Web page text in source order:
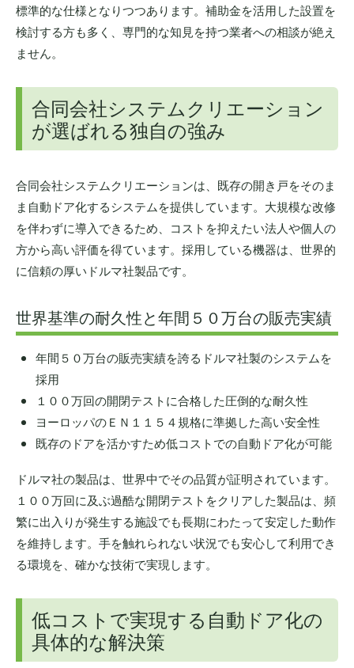
標準的な仕様となりつつあります。補助金を活用した設置を
検討する方も多く、専門的な知見を持つ業者への相談が絶え
ません。
合同会社システムクリエーション
が選ばれる独自の強み
合同会社システムクリエーションは、既存の開き戸をそのま
ま自動ドア化するシステムを提供しています。大規模な改修
を伴わずに導入できるため、コストを抑えたい法人や個人の
方から高い評価を得ています。採用している機器は、世界的
に信頼の厚いドルマ社製品です。
世界基準の耐久性と年間５０万台の販売実績
年間５０万台の販売実績を誇るドルマ社製のシステムを
採用
１００万回の開閉テストに合格した圧倒的な耐久性
ヨーロッパのＥＮ１１５４規格に準拠した高い安全性
既存のドアを活かすため低コストでの自動ドア化が可能
ドルマ社の製品は、世界中でその品質が証明されています。
１００万回に及ぶ過酷な開閉テストをクリアした製品は、頻
繁に出入りが発生する施設でも長期にわたって安定した動作
を維持します。手を触れられない状況でも安心して利用でき
る環境を、確かな技術で実現します。
低コストで実現する自動ドア化の
具体的な解決策